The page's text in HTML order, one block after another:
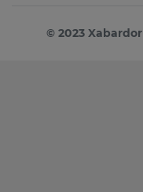
© 2023 Xabardor